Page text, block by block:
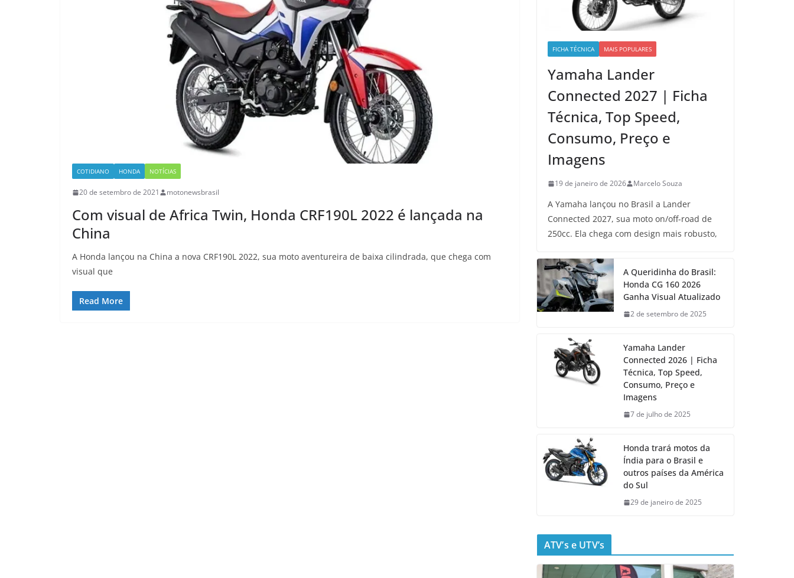
COTIDIANO HONDA NOTÍCIAS
20 de setembro de 2021 motonewsbrasil
Com visual de Africa Twin, Honda CRF190L 2022 é lançada na
China
A Honda lançou na China a nova CRF190L 2022, sua moto aventureira de baixa cilindrada, que chega com
visual que
Read More
FICHA TÉCNICA MAIS POPULARES
Yamaha Lander
Connected 2027 | Ficha
Técnica, Top Speed,
Consumo, Preço e
Imagens
19 de janeiro de 2026 Marcelo Souza
A Yamaha lançou no Brasil a Lander
Connected 2027, sua moto on/off-road de
250cc. Ela chega com design mais robusto,
A Queridinha do Brasil:
Honda CG 160 2026
Ganha Visual Atualizado
2 de setembro de 2025
Yamaha Lander
Connected 2026 | Ficha
Técnica, Top Speed,
Consumo, Preço e
Imagens
7 de julho de 2025
Honda trará motos da
Índia para o Brasil e
outros países da América
do Sul
29 de janeiro de 2025
ATV’s e UTV’s